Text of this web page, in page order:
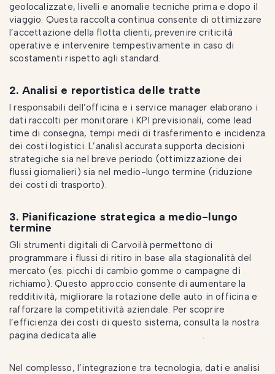
geolocalizzate, livelli e anomalie tecniche prima e dopo il
viaggio. Questa raccolta continua consente di ottimizzare
l’accettazione della flotta clienti, prevenire criticità
operative e intervenire tempestivamente in caso di
scostamenti rispetto agli standard.
2. Analisi e reportistica delle tratte
I responsabili dell’officina e i service manager elaborano i
dati raccolti per monitorare i KPI previsionali, come lead
time di consegna, tempi medi di trasferimento e incidenza
dei costi logistici. L’analisì accurata supporta decisioni
strategiche sia nel breve periodo (ottimizzazione dei
flussi giornalieri) sia nel medio-lungo termine (riduzione
dei costi di trasporto).
3. Pianificazione strategica a medio-lungo
termine
Gli strumenti digitali di Carvoilà permettono di
programmare i flussi di ritiro in base alla stagionalità del
mercato (es. picchi di cambio gomme o campagne di
richiamo). Questo approccio consente di aumentare la
redditività, migliorare la rotazione delle auto in officina e
rafforzare la competitività aziendale. Per scoprire
l’efficienza dei costi di questo sistema, consulta la nostra
pagina dedicata alle
.
Nel complesso, l’integrazione tra tecnologia, dati e analisi